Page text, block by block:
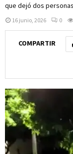
que dejó dos
16 junio, 2026 0
COMPARTIR